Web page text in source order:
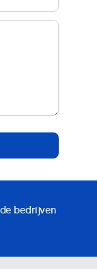
bedrijven